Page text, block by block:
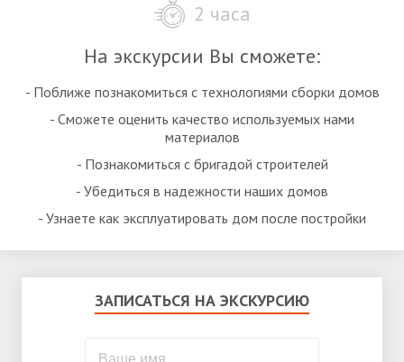
2 часа
На экскурсии Вы сможете:
- Поближе познакомиться с технологиями сборки домов
- Сможете оценить качество используемых нами
материалов
- Познакомиться с бригадой строителей
- Убедиться в надежности наших домов
- Узнаете как эксплуатировать дом после постройки
ЗАПИСАТЬСЯ НА ЭКСКУРСИЮ